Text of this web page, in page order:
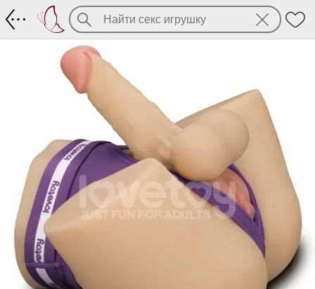
Полуторс с пенисом и вибрацией. Два